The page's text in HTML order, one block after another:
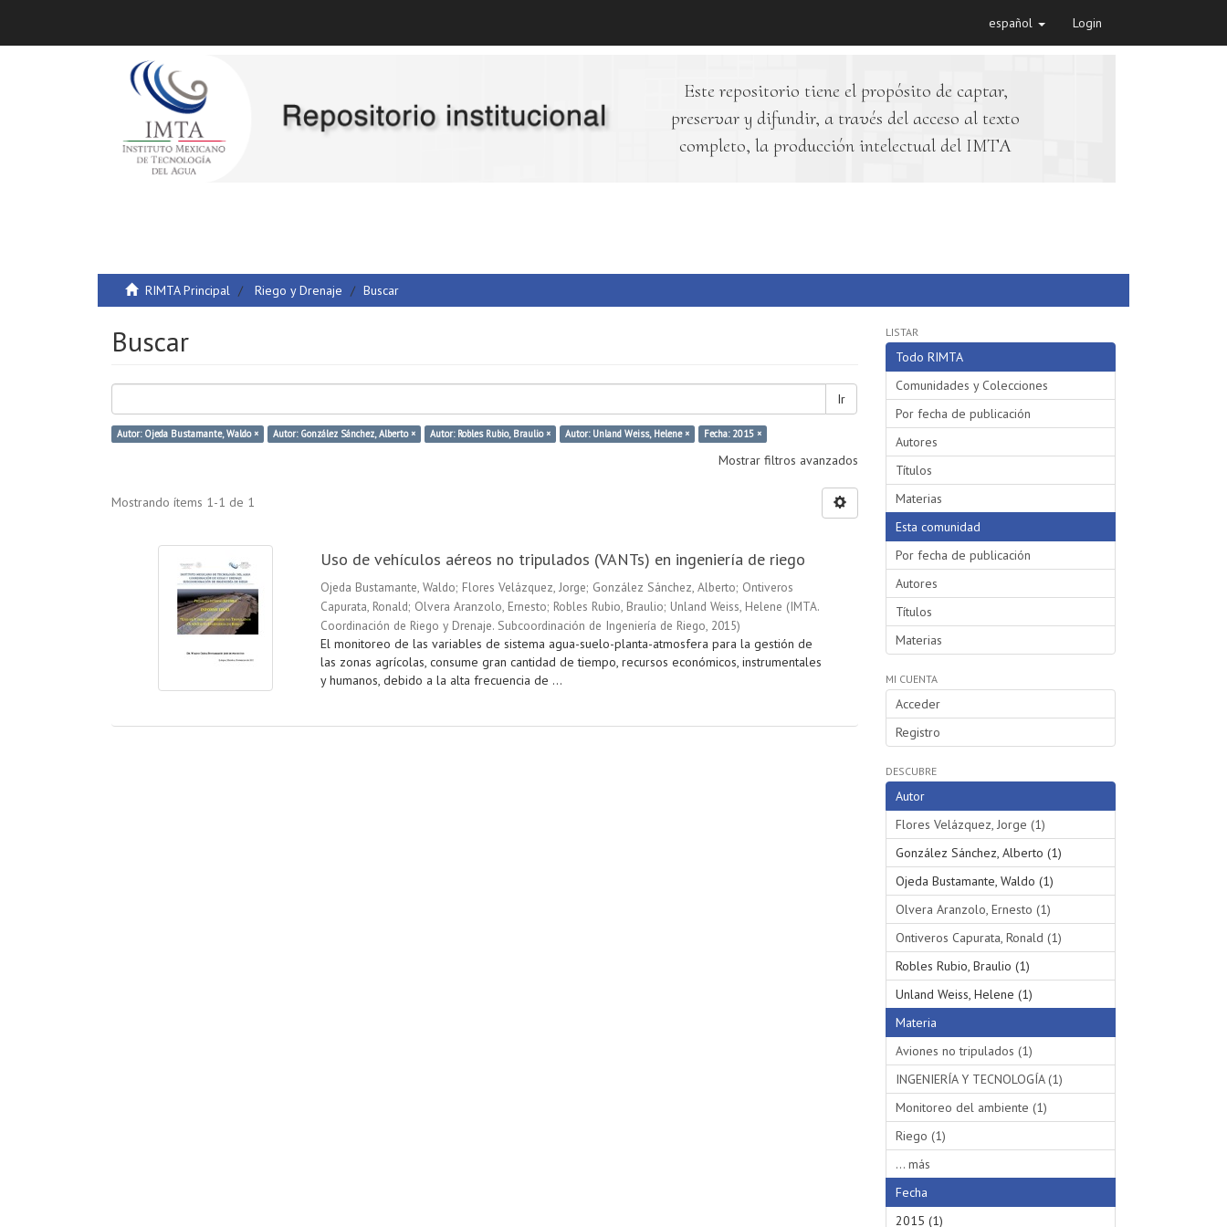
español Login
Este repositorio tiene el propósito de captar,
preservar y difundir, a través del acceso al texto
completo, la producción intelectual del IMTA
RIMTA Principal Riego y Drenaje Buscar
Buscar
Ir
Autor: Ojeda Bustamante, Waldo × Autor: González Sánchez, Alberto × Autor: Robles Rubio, Braulio × Autor: Unland Weiss, Helene × Fecha: 2015 ×
Mostrar filtros avanzados
Mostrando ítems 1-1 de 1
Uso de vehículos aéreos no tripulados (VANTs) en ingeniería de riego
Ojeda Bustamante, Waldo; Flores Velázquez, Jorge; González Sánchez, Alberto; Ontiveros
Capurata, Ronald; Olvera Aranzolo, Ernesto; Robles Rubio, Braulio; Unland Weiss, Helene (IMTA.
Coordinación de Riego y Drenaje. Subcoordinación de Ingeniería de Riego, 2015)
El monitoreo de las variables de sistema agua-suelo-planta-atmosfera para la gestión de
las zonas agrícolas, consume gran cantidad de tiempo, recursos económicos, instrumentales
y humanos, debido a la alta frecuencia de ...
LISTAR
Todo RIMTA
Comunidades y Colecciones
Por fecha de publicación
Autores
Títulos
Materias
Esta comunidad
Por fecha de publicación
Autores
Títulos
Materias
MI CUENTA
Acceder
Registro
DESCUBRE
Autor
Flores Velázquez, Jorge (1)
González Sánchez, Alberto (1)
Ojeda Bustamante, Waldo (1)
Olvera Aranzolo, Ernesto (1)
Ontiveros Capurata, Ronald (1)
Robles Rubio, Braulio (1)
Unland Weiss, Helene (1)
Materia
Aviones no tripulados (1)
INGENIERÍA Y TECNOLOGÍA (1)
Monitoreo del ambiente (1)
Riego (1)
... más
Fecha
2015 (1)